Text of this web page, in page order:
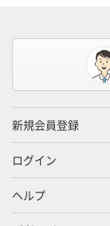
新規会員登録
ログイン
ヘルプ